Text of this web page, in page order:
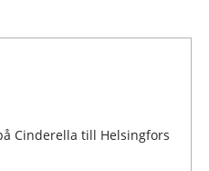
Cinderella till Helsingfors